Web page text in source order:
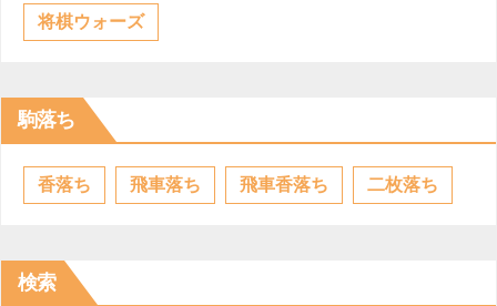
将棋ウォーズ
駒落ち
香落ち 飛車落ち 飛車香落ち 二枚落ち
検索